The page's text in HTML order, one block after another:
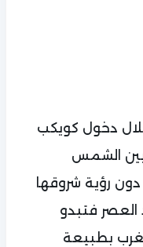
دخول كويكب
بين الشمس
رؤية شروقها
العصر فتبدو
بطبيعة